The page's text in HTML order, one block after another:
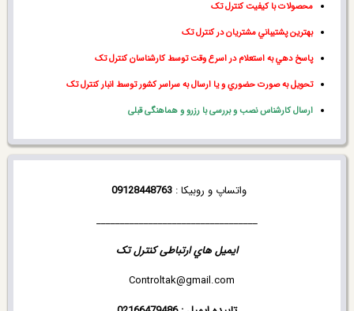
محصولات با کيفيت کنترل تک
بهترين پشتيباني مشتريان در کنترل تک
پاسخ دهي به استعلام در اسرع وقت توسط کارشناسان کنترل تک
تحويل به صورت حضوري و یا ارسال به سراسر کشور توسط انبار کنترل تک
ارسال کارشناس نصب و بررسی با رزرو و هماهنگی قبلی
واتساپ و روبیکا :09128448763
__________________________________
ايميل هاي ارتباطی کنترل تک
Controltak@gmail.com